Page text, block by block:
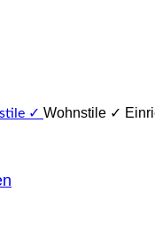
Wohnstile ✓